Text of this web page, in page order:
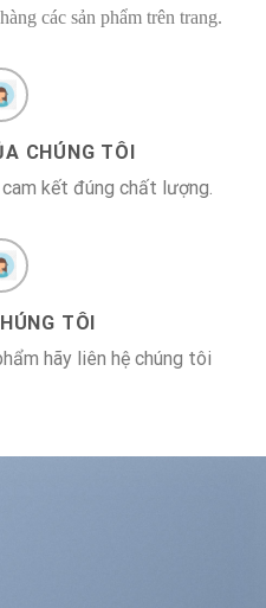
các sản phẩm trên trang.
CHÚNG TÔI
kết đúng chất lượng.
TÔI
hãy liên hệ chúng tôi